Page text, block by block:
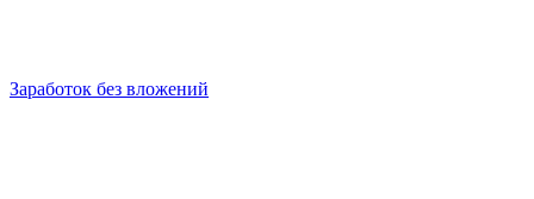
Заработок без вложений